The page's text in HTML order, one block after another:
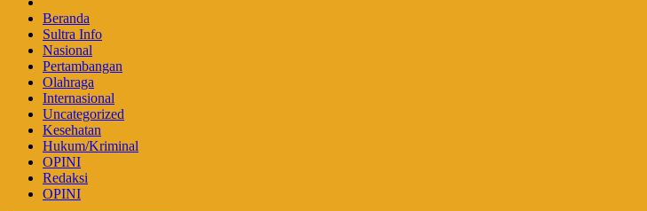
Beranda
Sultra Info
Nasional
Pertambangan
Olahraga
Internasional
Uncategorized
Kesehatan
Hukum/Kriminal
OPINI
Redaksi
OPINI